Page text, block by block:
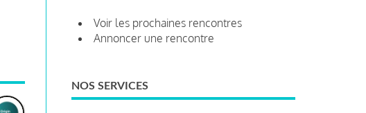
Voir les prochaines rencontres
Annoncer une rencontre
NOS SERVICES